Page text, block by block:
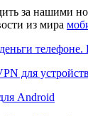
за нашими
из мира
для
Android